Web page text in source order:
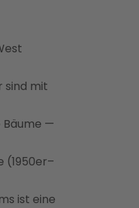
sind mit
Bäume —
(1950er–
ist eine